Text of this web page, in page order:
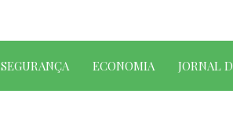
SEGURANÇA ECONOMIA JORNAL